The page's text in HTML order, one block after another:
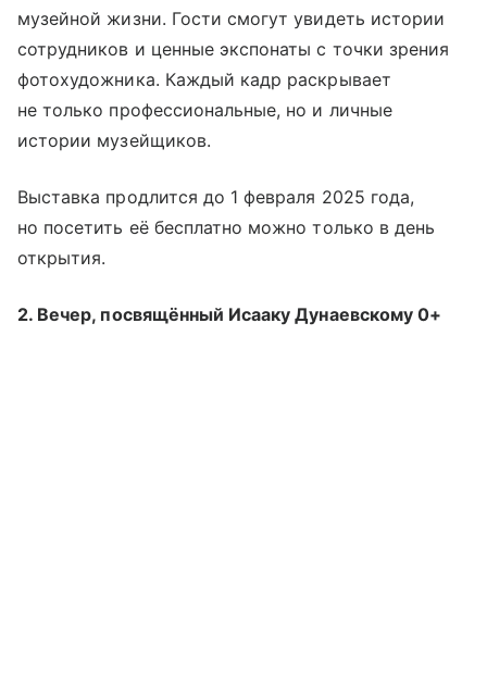
музейной жизни. Гости смогут увидеть истории
сотрудников и ценные экспонаты с точки зрения
фотохудожника. Каждый кадр раскрывает
не только профессиональные, но и личные
истории музейщиков.
Выставка продлится до 1 февраля 2025 года,
но посетить её бесплатно можно только в день
открытия.
2. Вечер, посвящённый Исааку Дунаевскому 0+